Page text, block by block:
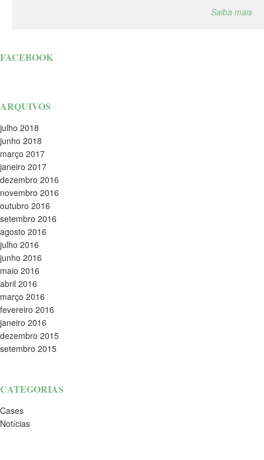
Saiba mais
FACEBOOK
ARQUIVOS
julho 2018
junho 2018
março 2017
janeiro 2017
dezembro 2016
novembro 2016
outubro 2016
setembro 2016
agosto 2016
julho 2016
junho 2016
maio 2016
abril 2016
março 2016
fevereiro 2016
janeiro 2016
dezembro 2015
setembro 2015
CATEGORIAS
Cases
Notícias